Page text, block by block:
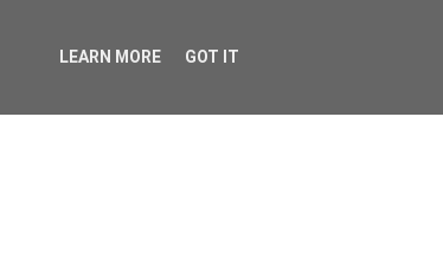
LEARN MORE GOT IT